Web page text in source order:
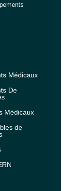
Médicaux
De
Médicaux
de